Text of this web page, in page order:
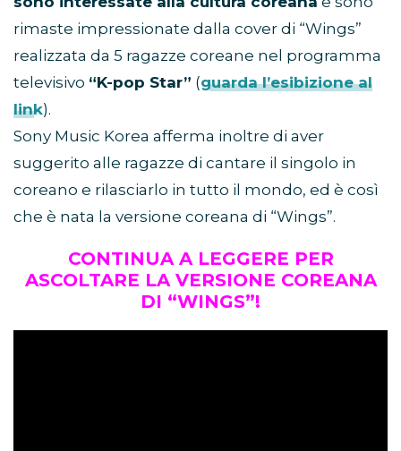
rimaste impressionate dalla cover di “Wings”
realizzata da 5 ragazze coreane nel programma
televisivo “K-pop Star” (guarda l’esibizione al
link).
Sony Music Korea afferma inoltre di aver
suggerito alle ragazze di cantare il singolo in
coreano e rilasciarlo in tutto il mondo, ed è così
che è nata la versione coreana di “Wings”.
CONTINUA A LEGGERE PER
ASCOLTARE LA VERSIONE COREANA
DI “WINGS”!